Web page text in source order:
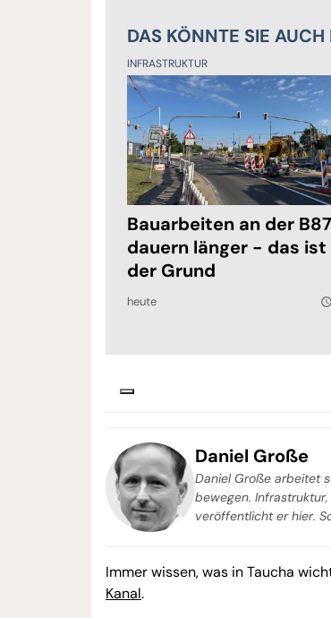
DAS KÖNNTE SIE AUCH
INFRASTRUKTUR
Bauarbeiten an der B87
dauern länger - das ist
der Grund
heute query_builder
Daniel Große
Daniel Große arbeitet
bewegen.
veröffentlicht er hier.
Immer wissen, was in Taucha
Kanal.